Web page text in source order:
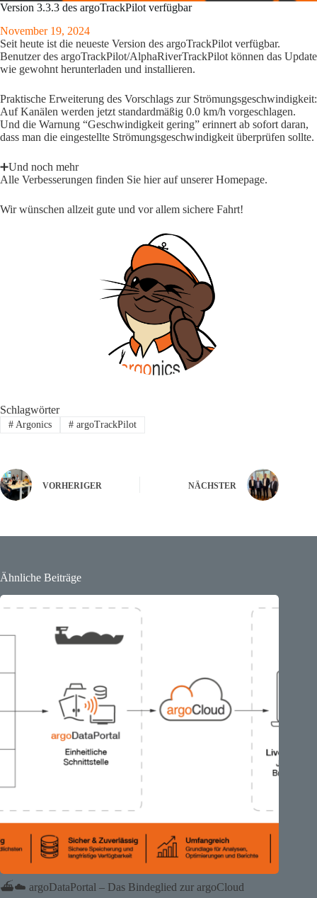
Version 3.3.3 des argoTrackPilot verfügbar
November 19, 2024
Seit heute ist die neueste Version des argoTrackPilot verfügbar.
Benutzer des argoTrackPilot/AlphaRiverTrackPilot können das Update
wie gewohnt herunterladen und installieren.
Praktische Erweiterung des Vorschlags zur Strömungsgeschwindigkeit:
Auf Kanälen werden jetzt standardmäßig 0.0 km/h vorgeschlagen.
Und die Warnung “Geschwindigkeit gering” erinnert ab sofort daran,
dass man die eingestellte Strömungsgeschwindigkeit überprüfen sollte.
➕Und noch mehr
Alle Verbesserungen finden Sie hier auf unserer Homepage.
Wir wünschen allzeit gute und vor allem sichere Fahrt!
Schlagwörter
#Argonics #argoTrackPilot
VORHERIGER NÄCHSTER
Ähnliche Beiträge
⛴️☁️ argoDataPortal – Das Bindeglied zur argoCloud